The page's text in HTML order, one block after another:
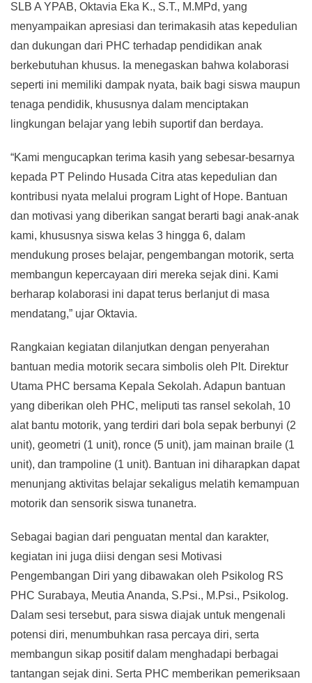
SLB A YPAB, Oktavia Eka K., S.T., M.MPd, yang
menyampaikan apresiasi dan terimakasih atas kepedulian
dan dukungan dari PHC terhadap pendidikan anak
berkebutuhan khusus. Ia menegaskan bahwa kolaborasi
seperti ini memiliki dampak nyata, baik bagi siswa maupun
tenaga pendidik, khususnya dalam menciptakan
lingkungan belajar yang lebih suportif dan berdaya.
“Kami mengucapkan terima kasih yang sebesar-besarnya
kepada PT Pelindo Husada Citra atas kepedulian dan
kontribusi nyata melalui program Light of Hope. Bantuan
dan motivasi yang diberikan sangat berarti bagi anak-anak
kami, khususnya siswa kelas 3 hingga 6, dalam
mendukung proses belajar, pengembangan motorik, serta
membangun kepercayaan diri mereka sejak dini. Kami
berharap kolaborasi ini dapat terus berlanjut di masa
mendatang,” ujar Oktavia.
Rangkaian kegiatan dilanjutkan dengan penyerahan
bantuan media motorik secara simbolis oleh Plt. Direktur
Utama PHC bersama Kepala Sekolah. Adapun bantuan
yang diberikan oleh PHC, meliputi tas ransel sekolah, 10
alat bantu motorik, yang terdiri dari bola sepak berbunyi (2
unit), geometri (1 unit), ronce (5 unit), jam mainan braile (1
unit), dan trampoline (1 unit). Bantuan ini diharapkan dapat
menunjang aktivitas belajar sekaligus melatih kemampuan
motorik dan sensorik siswa tunanetra.
Sebagai bagian dari penguatan mental dan karakter,
kegiatan ini juga diisi dengan sesi Motivasi
Pengembangan Diri yang dibawakan oleh Psikolog RS
PHC Surabaya, Meutia Ananda, S.Psi., M.Psi., Psikolog.
Dalam sesi tersebut, para siswa diajak untuk mengenali
potensi diri, menumbuhkan rasa percaya diri, serta
membangun sikap positif dalam menghadapi berbagai
tantangan sejak dini. Serta PHC memberikan pemeriksaan